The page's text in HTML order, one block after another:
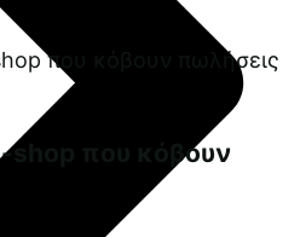
shop που κόβουν